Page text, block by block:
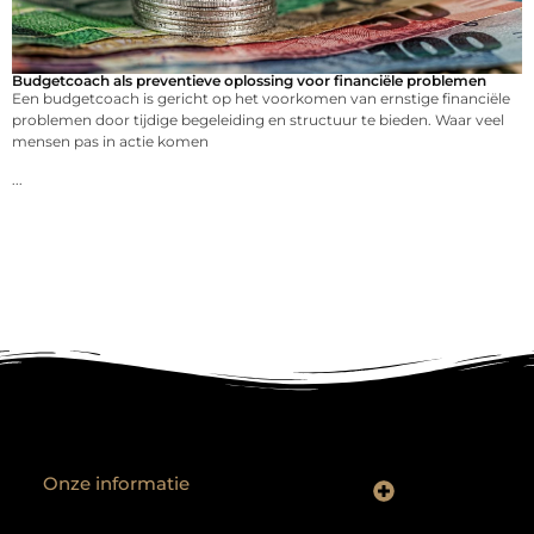
Budgetcoach als preventieve oplossing voor financiële problemen
Een budgetcoach is gericht op het voorkomen van ernstige financiële
problemen door tijdige begeleiding en structuur te bieden. Waar veel
mensen pas in actie komen
...
Onze informatie